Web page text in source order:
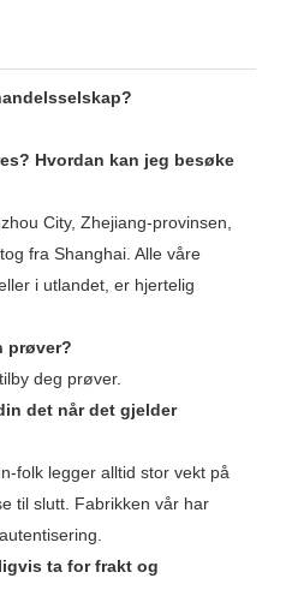
Hvordan kan jeg besøke
City, Zhejiang-provinsen,
fra Shanghai. Alle våre
i utlandet, er hjertelig
prøver?
deg prøver.
det når det gjelder
folk legger alltid stor vekt på
til slutt. Fabrikken vår har
autentisering.
ta for frakt og